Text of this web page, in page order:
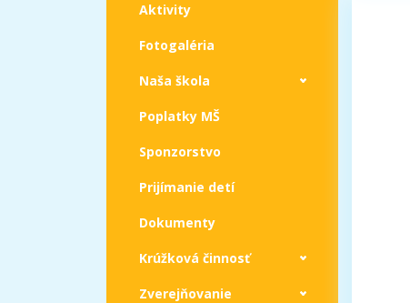
Aktivity
Fotogaléria
Naša škola
Poplatky MŠ
Sponzorstvo
Prijímanie detí
Dokumenty
Krúžková činnosť
Zverejňovanie